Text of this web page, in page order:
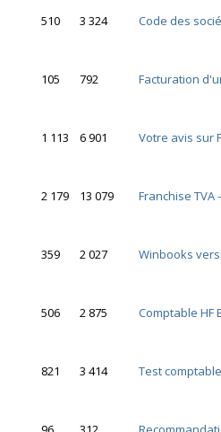
510 3 324 Code des
105 792 Facturation
1 113 6 901 Votre avis sur
2 179 13 079 Franchise TVA
359 2 027 Winbooks
506 2 875 Comptable HF
821 3 414 Test comptable